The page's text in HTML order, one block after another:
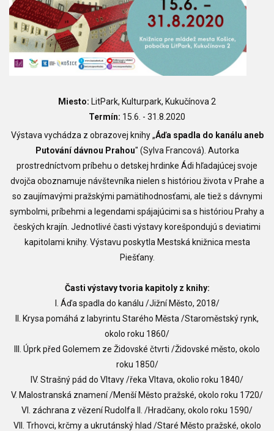
Miesto: LitPark, Kulturpark, Kukučínova 2
Termín: 15.6. - 31.8.2020
Výstava vychádza z obrazovej knihy „Áďa spadla do kanálu aneb
Putování dávnou Prahou" (Sylva Francová). Autorka
prostredníctvom príbehu o detskej hrdinke Ádi hľadajúcej svoje
dvojča oboznamuje návštevníka nielen s históriou života v Prahe a
so zaujímavými pražskými pamätihodnosťami, ale tiež s dávnymi
symbolmi, príbehmi a legendami spájajúcimi sa s históriou Prahy a
českých krajín. Jednotlivé časti výstavy korešpondujú s deviatimi
kapitolami knihy. Výstavu poskytla Mestská knižnica mesta
Piešťany.
Časti výstavy tvoria kapitoly z knihy:
I. Áďa spadla do kanálu /Jižní Město, 2018/
II. Krysa pomáhá z labyrintu Starého Města /Staroměstský rynk,
okolo roku 1860/
III. Úprk před Golemem ze Židovské čtvrti /Židovské město, okolo
roku 1850/
IV. Strašný pád do Vltavy /řeka Vltava, okolio roku 1840/
V. Malostranská znamení /Menší Město pražské, okolo roku 1720/
VI. záchrana z vězení Rudolfa II. /Hradčany, okolo roku 1590/
VII. Trhovci, krčmy a ukrutánský hlad /Staré Město pražské, okolo